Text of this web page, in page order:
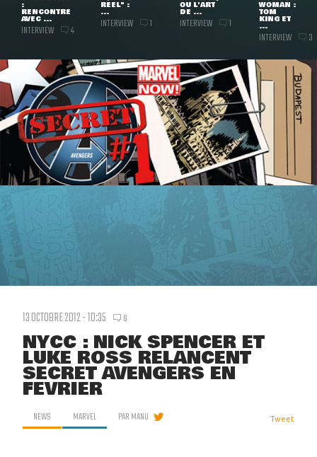
:
RENCONTRE
AVEC ...
INTERVIEW 4
RÉEL" :
...
INTERVIEW 1
OU L'ART
DE ...
INTERVIEW 1
WOMAN :
TOM
KING ET
...
INTERVIEW 3
13 OCTOBRE 2012 - 10:35 8
NYCC : NICK SPENCER ET
LUKE ROSS RELANCENT
SECRET AVENGERS EN
FÉVRIER
NEWS MARVEL PARMANU Tweet